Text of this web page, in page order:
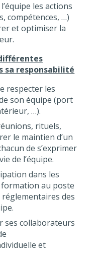
les actions
compétences, …)
et optimiser la
sa responsabilité
respecter les
son équipe (port
…).
rituels,
le maintien d’un
de s’exprimer
de l’équipe.
dans les
formation au poste
des
ses collaborateurs
et